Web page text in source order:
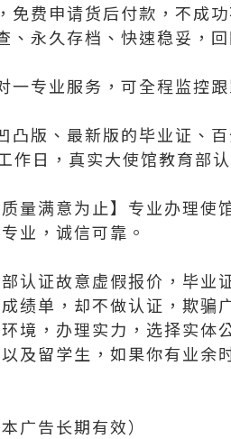
费申请货后付款，不成功
永久存档、快速稳妥，
专业服务，可全程监控跟
版、最新版的毕业证、
日，真实大使馆教育部认
量满意为止】专业办理使
业，诚信可靠。
认证故意虚假报价，毕业
绩单，却不做认证，欺骗
境，办理实力，选择实体
留学生，如果你有业余
广告长期有效）